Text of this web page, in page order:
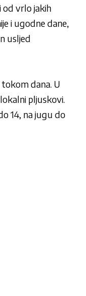
od vrlo jakih
i ugodne dane,
usljed
dana. U
pljuskovi.
14, na jugu do